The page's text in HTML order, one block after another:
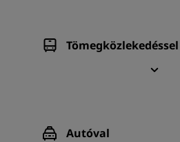
Tömegközlekedéssel
Autóval